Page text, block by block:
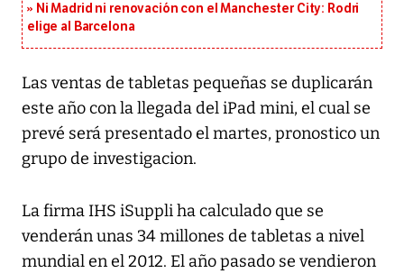
Ni Madrid ni renovación con el Manchester City: Rodri
elige al Barcelona
Las ventas de tabletas pequeñas se duplicarán
este año con la llegada del iPad mini, el cual se
prevé será presentado el martes, pronostico un
grupo de investigacion.
La firma IHS iSuppli ha calculado que se
venderán unas 34 millones de tabletas a nivel
mundial en el 2012. El año pasado se vendieron